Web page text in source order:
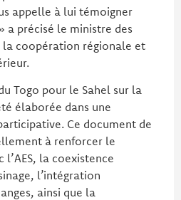
appelle à lui témoigner
a précisé le ministre des
la coopération régionale et
Togo pour le Sahel sur la
élaborée dans une
Ce document de
à renforcer le
la coexistence
l’intégration
ainsi que la